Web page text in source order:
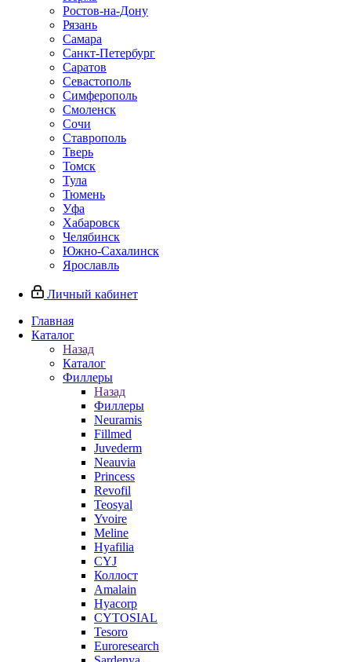
Ростов-на-Дону
Рязань
Самара
Санкт-Петербург
Саратов
Севастополь
Симферополь
Смоленск
Сочи
Ставрополь
Тверь
Томск
Тула
Тюмень
Уфа
Хабаровск
Челябинск
Южно-Сахалинск
Ярославль
Личный кабинет
Главная
Каталог
Назад
Каталог
Филлеры
Назад
Филлеры
Neuramis
Fillmed
Juvederm
Neauvia
Princess
Revofil
Teosyal
Yvoire
Meline
Hyafilia
CYJ
Коллост
Amalain
Hyacorp
CYTOSIAL
Tesoro
Euroresearch